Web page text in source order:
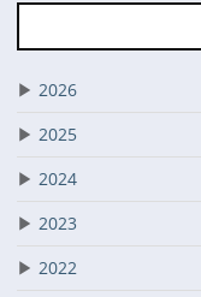
▶ 2026
▶ 2025
▶ 2024
▶ 2023
▶ 2022